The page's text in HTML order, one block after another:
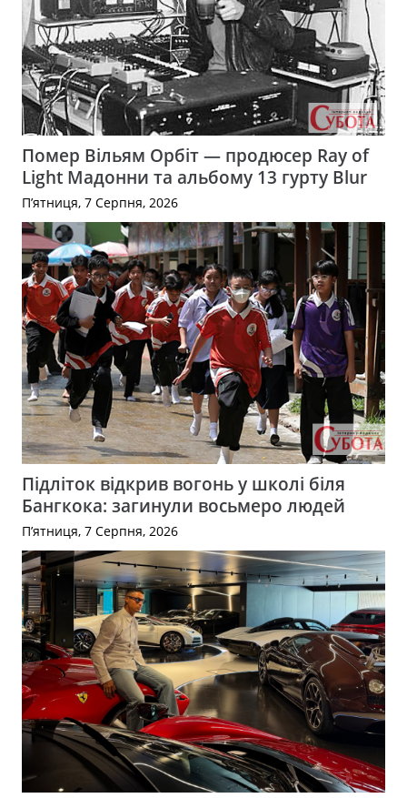
Помер Вільям Орбіт — продюсер Ray of
Light Мадонни та альбому 13 гурту Blur
П’ятниця, 7 Серпня, 2026
Підліток відкрив вогонь у школі біля
Бангкока: загинули восьмеро людей
П’ятниця, 7 Серпня, 2026